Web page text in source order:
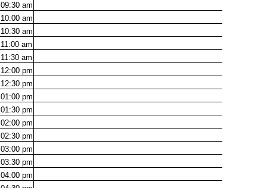
09:30 am
10:00 am
10:30 am
11:00 am
11:30 am
12:00 pm
12:30 pm
01:00 pm
01:30 pm
02:00 pm
02:30 pm
03:00 pm
03:30 pm
04:00 pm